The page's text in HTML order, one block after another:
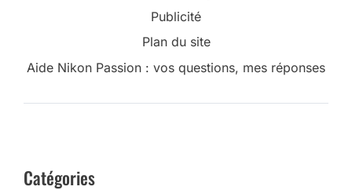
Publicité
Plan du site
Aide Nikon Passion : vos questions, mes réponses
Catégories